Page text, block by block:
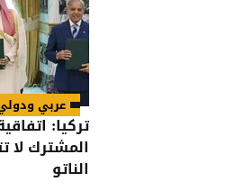
عربي
تركيا:
المشترك لا
الناتو